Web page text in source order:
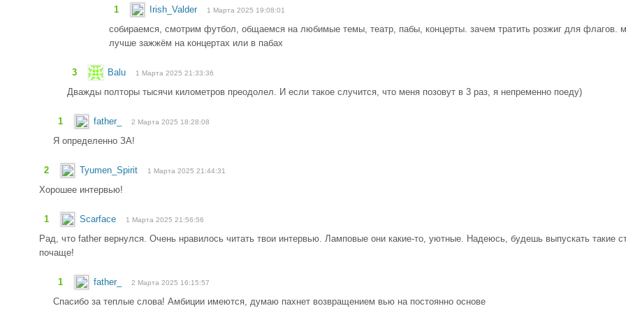
1 Irish_Valder 1 Марта 2025 19:08:01
собираемся, смотрим футбол, общаемся на любимые темы, театр, пабы, концерты. зачем тратить розжиг для флагов.
лучше зажжём на концертах или в пабах
3 Balu 1 Марта 2025 21:33:36
Дважды полторы тысячи километров преодолел. И если такое случится, что меня позовут в 3 раз, я непременно поеду)
1 father_ 2 Марта 2025 18:28:08
Я определенно ЗА!
2 Tyumen_Spirit 1 Марта 2025 21:44:31
Хорошее интервью!
1 Scarface 1 Марта 2025 21:56:56
Рад, что father вернулся. Очень нравилось читать твои интервью. Ламповые они какие-то, уютные. Надеюсь, будешь выпускать такие
почаще!
1 father_ 2 Марта 2025 16:15:57
Спасибо за теплые слова! Амбиции имеются, думаю пахнет возвращением вью на постоянно основе